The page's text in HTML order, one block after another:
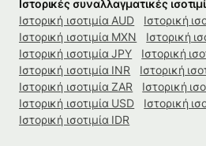
Ιστορικές συναλλαγματικές
Ιστορική ισοτιμία AUD
Ιστορική
Ιστορική ισοτιμία MXN
Ιστορική
Ιστορική ισοτιμία JPY
Ιστορική
Ιστορική ισοτιμία INR
Ιστορική
Ιστορική ισοτιμία ZAR
Ιστορική
Ιστορική ισοτιμία USD
Ιστορική
Ιστορική ισοτιμία IDR